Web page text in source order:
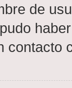
de
contacto